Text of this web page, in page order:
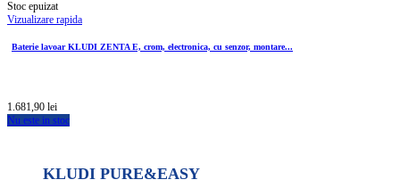
Stoc epuizat
Vizualizare rapida
Baterie lavoar KLUDI ZENTA E, crom, electronica, cu senzor, montare...
1.681,90 lei
Nu este in stoc
KLUDI PURE&EASY